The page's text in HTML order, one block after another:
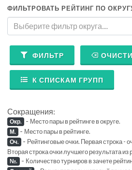
ФИЛЬТРОВАТЬ РЕЙТИНГ ПО
Выберите фильтр округа....
ФИЛЬТР
К СПИСКАМ ГРУПП
Сокращения:
Окр. - Место пары в рейтинге в округе.
М. - Место пары в рейтинге.
Оч. - Рейтинговые очки. Первая строка -
Вторая строка очки лучшего результата из
№. - Количество турниров в зачете